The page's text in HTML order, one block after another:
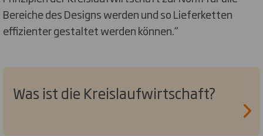
Bereiche des Designs werden und so Lieferketten
effizienter gestaltet werden können.“
Was ist die Kreislaufwirtschaft?